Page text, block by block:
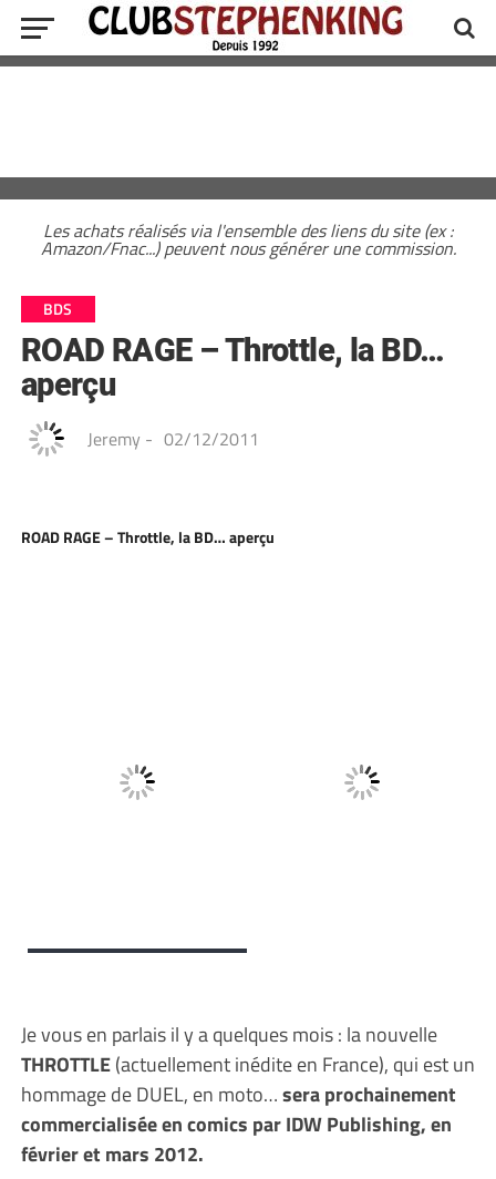
Les achats réalisés via l'ensemble des liens du site (ex :
Amazon/Fnac...) peuvent nous générer une commission.
BDS
ROAD RAGE – Throttle, la BD…
aperçu
Jeremy - 02/12/2011
ROAD RAGE – Throttle, la BD… aperçu
Je vous en parlais il y a quelques mois : la nouvelle
THROTTLE(actuellement inédite en France), qui est un
hommage de DUEL, en moto…sera prochainement
commercialisée en comics par IDW Publishing, en
février et mars 2012.